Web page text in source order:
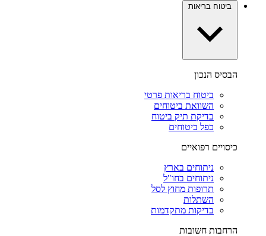
ביטוח בריאות
הבסיס הנכון
ביטוח בריאות פרטי
השוואת ביטוחים
בדיקת תיק ביטוח
כפל ביטוחים
כיסויים רפואיים
ניתוחים בארץ
ניתוחים בחו"ל
תרופות מחוץ לסל
השתלות
בדיקות מתקדמות
הרחבות חשובות